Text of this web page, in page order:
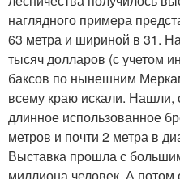
наглядного примера
63 метра и шириной в 31.
тысяч долларов (с учетом
баксов по нынешним
всему краю искали. Нашли,
длинное использованное
метров и почти 2 метра в
Выставка прошла с